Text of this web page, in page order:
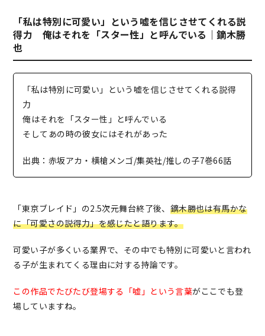
「私は特別に可愛い」という嘘を信じさせてくれる説
得力 俺はそれを「スター性」と呼んでいる｜鏑木勝
也
「私は特別に可愛い」という嘘を信じさせてくれる説得
力
俺はそれを「スター性」と呼んでいる
そしてあの時の彼女にはそれがあった
出典：赤坂アカ・横槍メンゴ/集英社/推しの子7巻66話
「東京ブレイド」の2.5次元舞台終了後、 鏑木勝也は有馬かな
に「可愛さの説得力」を感じたと語ります。
可愛い子が多くいる業界で、その中でも特別に可愛いと言われ
る子が生まれてくる理由に対する持論です。
この作品でたびたび登場する「嘘」という言葉がここでも登
場していますね。